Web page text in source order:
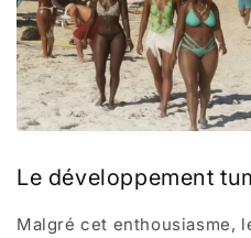
Le développement
Malgré cet enthousiasme,